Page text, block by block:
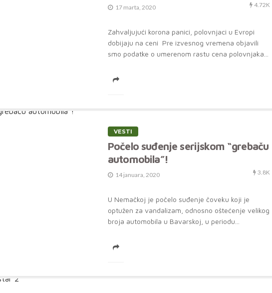
17 marta, 2020 4.72K
Zahvaljujući korona panici, polovnjaci u Evropi
dobijaju na ceni Pre izvesnog vremena objavili
smo podatke o umerenom rastu cena polovnjaka...
VESTI
Počelo suđenje serijskom “grebaču
automobila”!
14 januara, 2020 3.8K
U Nemačkoj je počelo suđenje čoveku koji je
optužen za vandalizam, odnosno oštećenje velikog
broja automobila u Bavarskoj, u periodu...